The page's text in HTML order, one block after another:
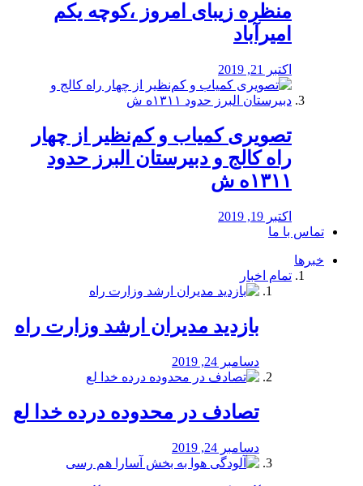
منظره‌‌ زیبای امروز ،کوچه یکم
امیرآباد
اکتبر 21, 2019
️تصویری کمیاب و کم‌نظیر از چهار
راه كالج و دبيرستان البرز حدود
۱۳۱۱ه ش
اکتبر 19, 2019
تماس با ما
خبرها
تمام اخبار
بازدید مدیران ارشد وزارت راه
دسامبر 24, 2019
تصادف در محدوده درده خدا لع
دسامبر 24, 2019